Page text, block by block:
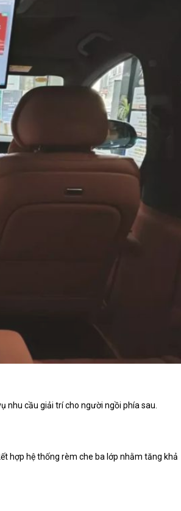
nhu cầu giải trí cho người ngồi phía sau.
hợp hệ thống rèm che ba lớp nhằm tăng khả